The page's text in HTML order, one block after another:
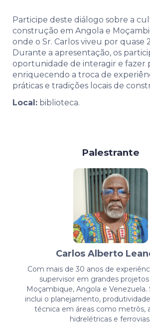
Participe deste diálogo sobre a
construção em Angola e
onde o Sr. Carlos viveu por quase
Durante a apresentação, os
oportunidade de interagir e fazer
enriquecendo a troca de
práticas e tradições locais de
Local: biblioteca.
Palestrante
Carlos Alberto
Com mais de 30 anos de
supervisor em grandes projetos
Moçambique, Angola e Venezuela.
inclui o planejamento,
técnica em áreas como metrôs,
hidrelétricas e ferrovias.